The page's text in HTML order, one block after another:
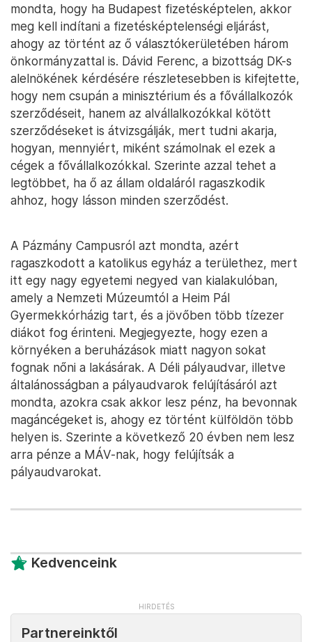
mondta, hogy ha Budapest fizetésképtelen, akkor
meg kell indítani a fizetésképtelenségi eljárást,
ahogy az történt az ő választókerületében három
önkormányzattal is. Dávid Ferenc, a bizottság DK-s
alelnökének kérdésére részletesebben is kifejtette,
hogy nem csupán a minisztérium és a fővállalkozók
szerződéseit, hanem az alvállalkozókkal kötött
szerződéseket is átvizsgálják, mert tudni akarja,
hogyan, mennyiért, miként számolnak el ezek a
cégek a fővállalkozókkal. Szerinte azzal tehet a
legtöbbet, ha ő az állam oldaláról ragaszkodik
ahhoz, hogy lásson minden szerződést.
A Pázmány Campusról azt mondta, azért
ragaszkodott a katolikus egyház a területhez, mert
itt egy nagy egyetemi negyed van kialakulóban,
amely a Nemzeti Múzeumtól a Heim Pál
Gyermekkórházig tart, és a jövőben több tízezer
diákot fog érinteni. Megjegyezte, hogy ezen a
környéken a beruházások miatt nagyon sokat
fognak nőni a lakásárak. A Déli pályaudvar, illetve
általánosságban a pályaudvarok felújításáról azt
mondta, azokra csak akkor lesz pénz, ha bevonnak
magáncégeket is, ahogy ez történt külföldön több
helyen is. Szerinte a következő 20 évben nem lesz
arra pénze a MÁV-nak, hogy felújítsák a
pályaudvarokat.
Kedvenceink
Partnereinktől